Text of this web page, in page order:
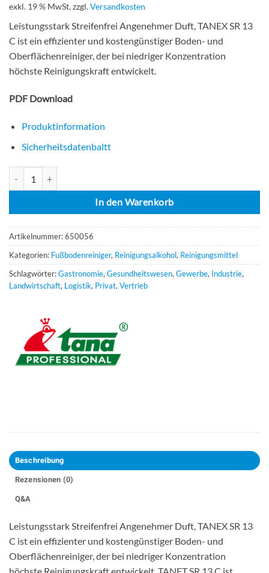
exkl. 19 % MwSt.zzgl.Versandkosten
Leistungsstark Streifenfrei Angenehmer Duft, TANEX SR 13
C ist ein effizienter und kostengünstiger Boden- und
Oberflächenreiniger, der bei niedriger Konzentration
höchste Reinigungskraft entwickelt.
PDF Download
Produktinformation
Sicherheitsdatenbaltt
In den Warenkorb
Artikelnummer:650056
Kategorien: Fußbodenreiniger, Reinigungsalkohol, Reinigungsmittel
Schlagwörter:Gastronomie, Gesundheitswesen, Gewerbe, Industrie,
Landwirtschaft, Logistik, Privat, Vertrieb
Beschreibung
Rezensionen (0)
Q&A
Leistungsstark Streifenfrei Angenehmer Duft, TANEX SR 13
C ist ein effizienter und kostengünstiger Boden- und
Oberflächenreiniger, der bei niedriger Konzentration
höchste Reinigungskraft entwickelt. TANET SR 13 C ist